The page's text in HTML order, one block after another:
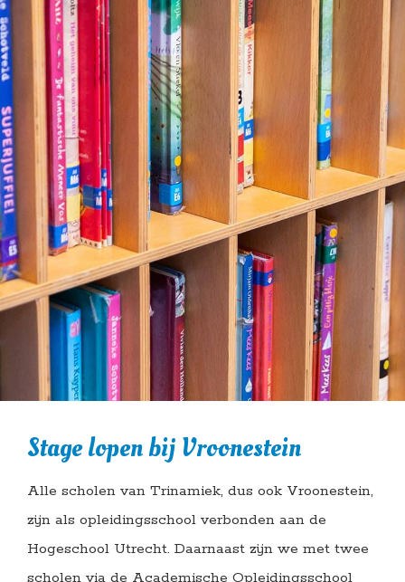
Stage lopen bij Vroonestein
Alle scholen van Trinamiek, dus ook Vroonestein,
zijn als opleidingsschool verbonden aan de
Hogeschool Utrecht. Daarnaast zijn we met twee
scholen via de Academische Opleidingsschool